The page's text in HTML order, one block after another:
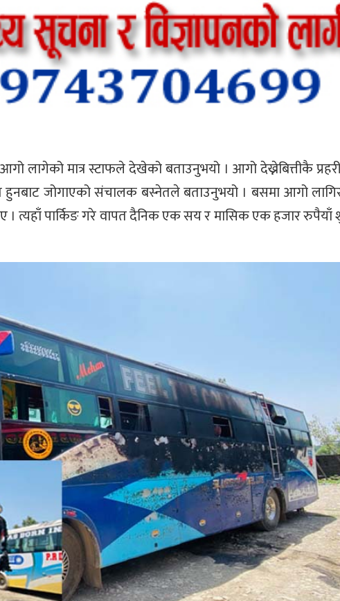
मात्र स्टाफले देखेको बताउनुभयो । आगो देख्नेबित्तीकै
जोगाएको संचालक बस्नेतले बताउनुभयो । बसमा आगो
। त्यहाँ पार्किङ गरे वापत दैनिक एक सय र मासिक एक हजार